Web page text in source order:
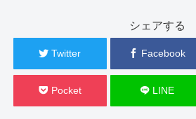
シェアする
Twitter Facebook
Pocket LINE